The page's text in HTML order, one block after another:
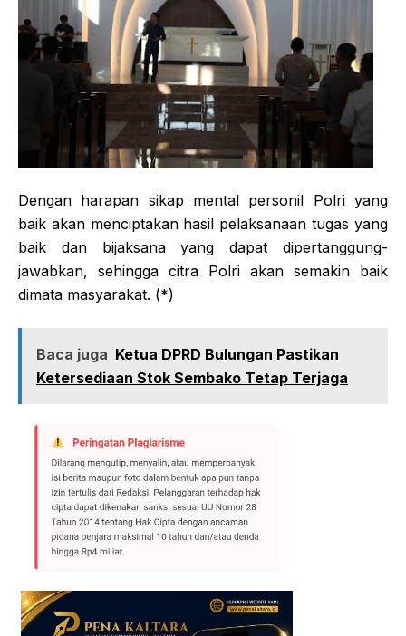
Dengan harapan sikap mental personil Polri yang
baik akan menciptakan hasil pelaksanaan tugas yang
baik dan bijaksana yang dapat dipertanggung-
jawabkan, sehingga citra Polri akan semakin baik
dimata masyarakat. (*)
Baca juga Ketua DPRD Bulungan Pastikan
Ketersediaan Stok Sembako Tetap Terjaga